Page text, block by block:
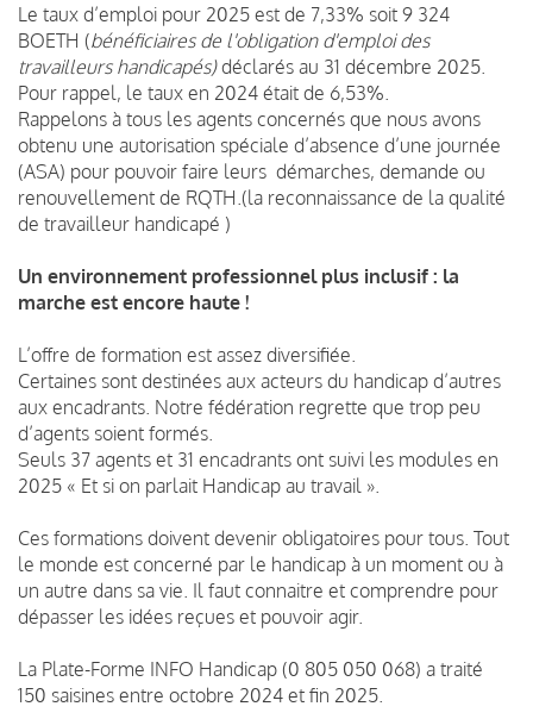
Le taux d’emploi pour 2025 est de 7,33% soit 9 324
BOETH (bénéficiaires de l'obligation d'emploi des
travailleurs handicapés)déclarés au 31 décembre 2025.
Pour rappel, le taux en 2024 était de 6,53%.
Rappelons à tous les agents concernés que nous avons
obtenu une autorisation spéciale d’absence d’une journée
(ASA) pour pouvoir faire leurs démarches, demande ou
renouvellement de RQTH.(la reconnaissance de la qualité
de travailleur handicapé )
Un environnement professionnel plus inclusif : la
marche est encore haute !
L’offre de formation est assez diversifiée.
Certaines sont destinées aux acteurs du handicap d’autres
aux encadrants. Notre fédération regrette que trop peu
d’agents soient formés.
Seuls 37 agents et 31 encadrants ont suivi les modules en
2025 « Et si on parlait Handicap au travail ».
Ces formations doivent devenir obligatoires pour tous. Tout
le monde est concerné par le handicap à un moment ou à
un autre dans sa vie. Il faut connaitre et comprendre pour
dépasser les idées reçues et pouvoir agir.
La Plate-Forme INFO Handicap (0 805 050 068) a traité
150 saisines entre octobre 2024 et fin 2025.